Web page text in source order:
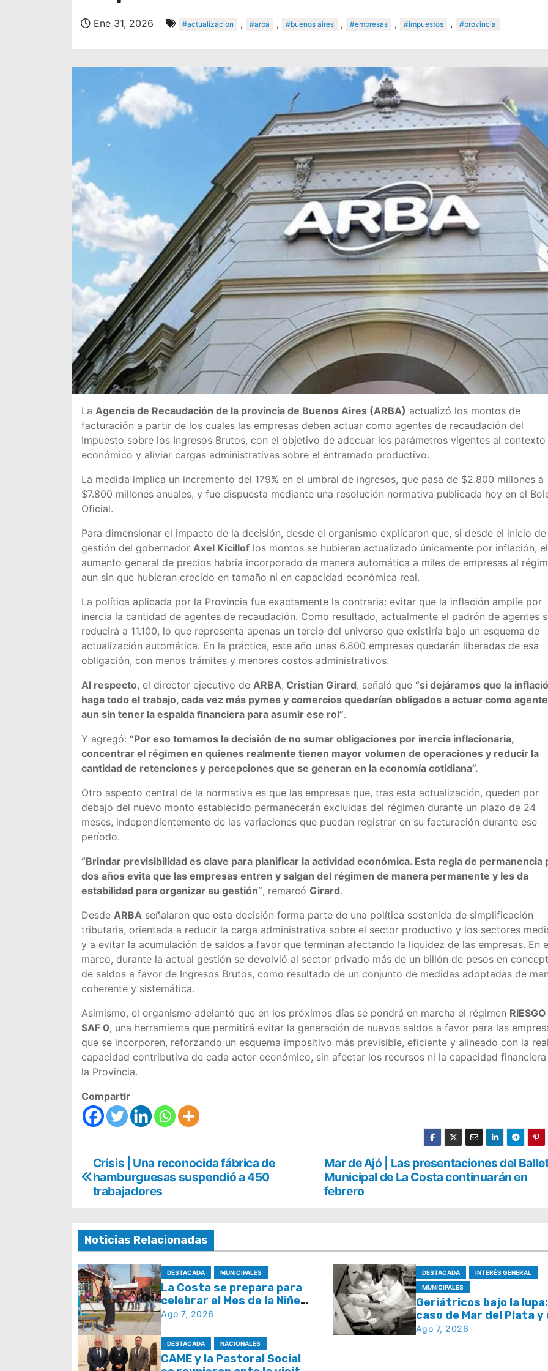
Ene 31, 2026 #actualizacion , #arba , #buenos aires , #empresas , #impuestos , #provincia
La Agencia de Recaudación de la provincia de Buenos Aires (ARBA) actualizó los montos de
facturación a partir de los cuales las empresas deben actuar como agentes de recaudación del
Impuesto sobre los Ingresos Brutos, con el objetivo de adecuar los parámetros vigentes al contexto
económico y aliviar cargas administrativas sobre el entramado productivo.
La medida implica un incremento del 179% en el umbral de ingresos, que pasa de $2.800 millones a
$7.800 millones anuales, y fue dispuesta mediante una resolución normativa publicada hoy en el
Oficial.
Para dimensionar el impacto de la decisión, desde el organismo explicaron que, si desde el inicio de
gestión del gobernador Axel Kicillof los montos se hubieran actualizado únicamente por inflación, el
aumento general de precios habría incorporado de manera automática a miles de empresas al
aun sin que hubieran crecido en tamaño ni en capacidad económica real.
La política aplicada por la Provincia fue exactamente la contraria: evitar que la inflación amplíe por
inercia la cantidad de agentes de recaudación. Como resultado, actualmente el padrón de agentes
reducirá a 11.100, lo que representa apenas un tercio del universo que existiría bajo un esquema de
actualización automática. En la práctica, este año unas 6.800 empresas quedarán liberadas de esa
obligación, con menos trámites y menores costos administrativos.
Al respecto, el director ejecutivo de ARBA, Cristian Girard, señaló que “si dejáramos que la
haga todo el trabajo, cada vez más pymes y comercios quedarían obligados a actuar como
aun sin tener la espalda financiera para asumir ese rol”.
Y agregó: “Por eso tomamos la decisión de no sumar obligaciones por inercia inflacionaria,
concentrar el régimen en quienes realmente tienen mayor volumen de operaciones y reducir la
cantidad de retenciones y percepciones que se generan en la economía cotidiana”.
Otro aspecto central de la normativa es que las empresas que, tras esta actualización, queden por
debajo del nuevo monto establecido permanecerán excluidas del régimen durante un plazo de 24
meses, independientemente de las variaciones que puedan registrar en su facturación durante ese
período.
“Brindar previsibilidad es clave para planificar la actividad económica. Esta regla de permanencia
dos años evita que las empresas entren y salgan del régimen de manera permanente y les da
estabilidad para organizar su gestión”, remarcó Girard.
Desde ARBA señalaron que esta decisión forma parte de una política sostenida de simplificación
tributaria, orientada a reducir la carga administrativa sobre el sector productivo y los sectores
y a evitar la acumulación de saldos a favor que terminan afectando la liquidez de las empresas. En
marco, durante la actual gestión se devolvió al sector privado más de un billón de pesos en
de saldos a favor de Ingresos Brutos, como resultado de un conjunto de medidas adoptadas de
coherente y sistemática.
Asimismo, el organismo adelantó que en los próximos días se pondrá en marcha el régimen
SAF 0, una herramienta que permitirá evitar la generación de nuevos saldos a favor para las
que se incorporen, reforzando un esquema impositivo más previsible, eficiente y alineado con la real
capacidad contributiva de cada actor económico, sin afectar los recursos ni la capacidad
la Provincia.
Compartir
N
e
g
a
c
i
ó
Mar de Ajó | Las presentaciones del
Municipal de La Costa continuarán en
febrero
Crisis | Una reconocida fábrica de
hamburguesas suspendió a 450
trabajadores
Noticias Relacionadas
DESTACADA MUNICIPALES
La Costa se prepara para
celebrar el Mes de la Niñez
con juegos y espectáculos
Ago 7, 2026
DESTACADA
INTERÉS GENERAL
MUNICIPALES
Geriátricos bajo la
caso de Mar del Plata y
pregunta que se repite
Ago 7, 2026
DESTACADA NACIONALES
CAME y la Pastoral Social